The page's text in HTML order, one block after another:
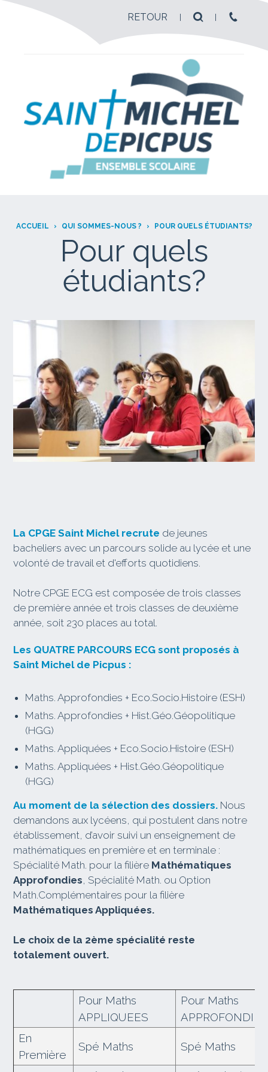
RETOUR
ACCUEIL › QUI SOMMES-NOUS ? › POUR QUELS ÉTUDIANTS?
Pour quels
étudiants?
La CPGE Saint Michel recrute de jeunes
bacheliers avec un parcours solide au lycée et une
volonté de travail et d'efforts quotidiens.
Notre CPGE ECG est composée de trois classes
de première année et trois classes de deuxième
année, soit 230 places au total.
Les QUATRE PARCOURS ECG sont proposés à
Saint Michel de Picpus :
Maths. Approfondies + Eco.Socio.Histoire (ESH)
Maths. Approfondies + Hist.Géo.Géopolitique
(HGG)
Maths. Appliquées + Eco.Socio.Histoire (ESH)
Maths. Appliquées + Hist.Géo.Géopolitique
(HGG)
Au moment de la sélection des dossiers. Nous
demandons aux lycéens, qui postulent dans notre
établissement, d’avoir suivi un enseignement de
mathématiques en première et en terminale :
Spécialité Math. pour la filière Mathématiques
Approfondies, Spécialité Math. ou Option
Math.Complémentaires pour la filière
Mathématiques Appliquées.
Le choix de la 2ème spécialité reste
totalement ouvert.
Pour Maths
APPLIQUEES
Pour Maths
APPROFONDIES
En
Première
Spé Maths Spé Maths